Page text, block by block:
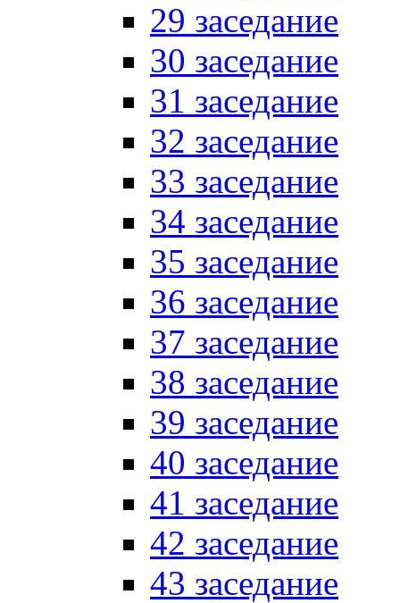
29 заседание
30 заседание
31 заседание
32 заседание
33 заседание
34 заседание
35 заседание
36 заседание
37 заседание
38 заседание
39 заседание
40 заседание
41 заседание
42 заседание
43 заседание